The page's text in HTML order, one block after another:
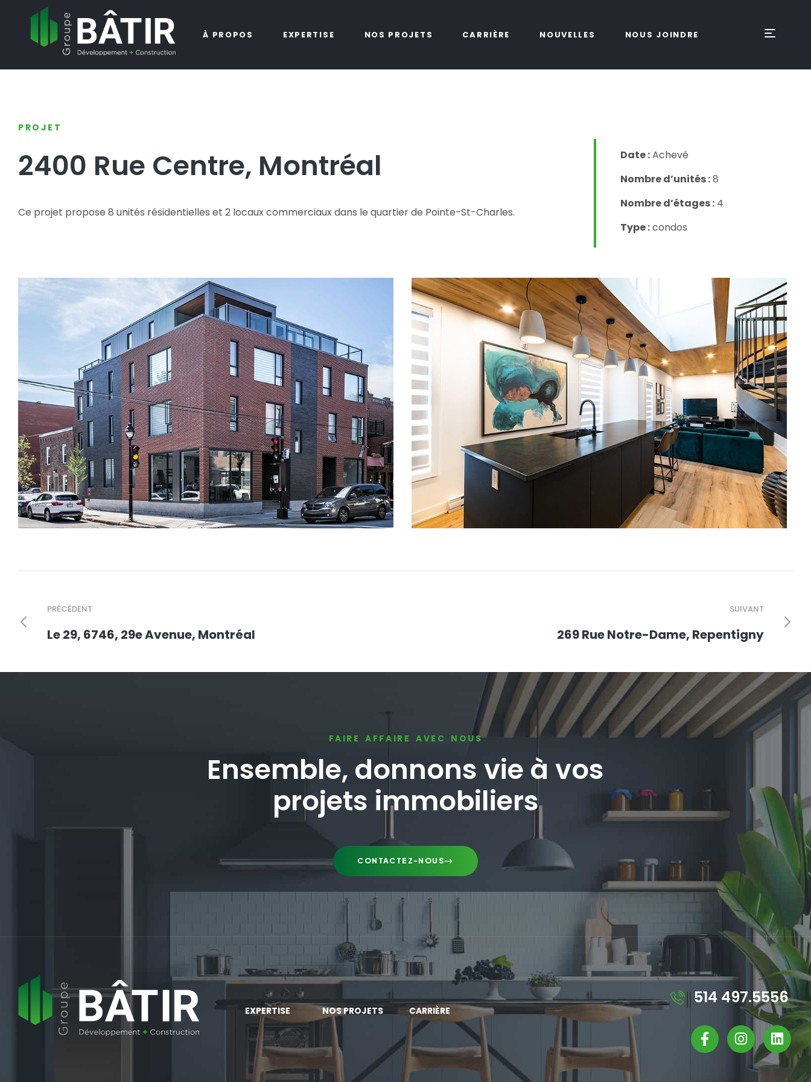
À PROPOS EXPERTISE NOS PROJETS CARRIÈRE NOUVELLES NOUS JOINDRE
PROJET
2400 Rue Centre, Montréal
Ce projet propose 8 unités résidentielles et 2 locaux commerciaux dans le quartier de Pointe-St-Charles.
Date :Achevé
Nombre d’unités :8
Nombre d’étages : 4
Type :condos
PRÉCÉDENT
Le 29, 6746, 29e Avenue, Montréal
SUIVANT
269 Rue Notre-Dame, Repentigny
FAIRE AFFAIRE AVEC NOUS
Ensemble, donnons vie à vos
projets immobiliers
CONTACTEZ-NOUS
EXPERTISE NOS PROJETS CARRIÈRE
514 497.5556